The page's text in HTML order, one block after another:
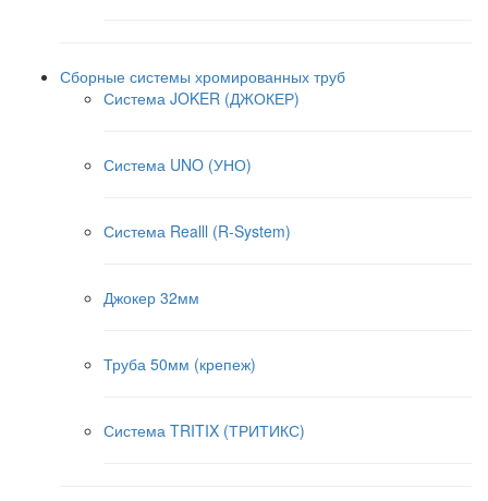
Сборные системы хромированных труб
Система JOKER (ДЖОКЕР)
Система UNO (УНО)
Система Realll (R-System)
Джокер 32мм
Труба 50мм (крепеж)
Система TRITIX (ТРИТИКС)